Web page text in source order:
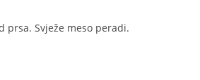
prsa. Svježe meso peradi.